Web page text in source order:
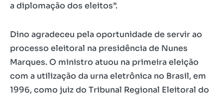
a diplomação dos eleitos”.
Dino agradeceu pela oportunidade de servir ao
processo eleitoral na presidência de Nunes
Marques. O ministro atuou na primeira eleição
com a utilização da urna eletrônica no Brasil, em
1996, como juiz do Tribunal Regional Eleitoral do